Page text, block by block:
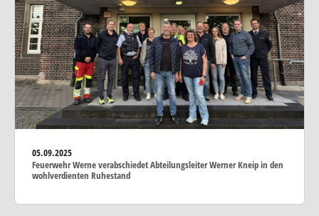
05.09.2025
Feuerwehr Werne verabschiedet Abteilungsleiter Werner Kneip in den
wohlverdienten Ruhestand